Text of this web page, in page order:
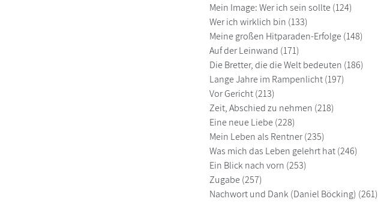
Mein Image: Wer ich sein sollte (124)
Wer ich wirklich bin (133)
Meine großen Hitparaden-Erfolge (148)
Auf der Leinwand (171)
Die Bretter, die die Welt bedeuten (186)
Lange Jahre im Rampenlicht (197)
Vor Gericht (213)
Zeit, Abschied zu nehmen (218)
Eine neue Liebe (228)
Mein Leben als Rentner (235)
Was mich das Leben gelehrt hat (246)
Ein Blick nach vorn (253)
Zugabe (257)
Nachwort und Dank (Daniel Böcking) (261)